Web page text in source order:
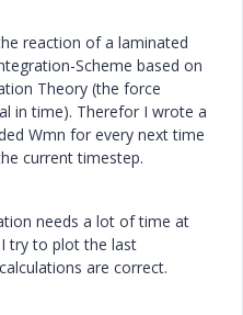
reaction of a laminated
Scheme based on
Theory (the force
in time). Therefor I wrote a
Wmn for every next time
current timestep.
needs a lot of time at
try to plot the last
are correct.